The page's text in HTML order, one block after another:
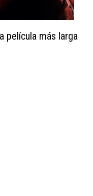
película más larga